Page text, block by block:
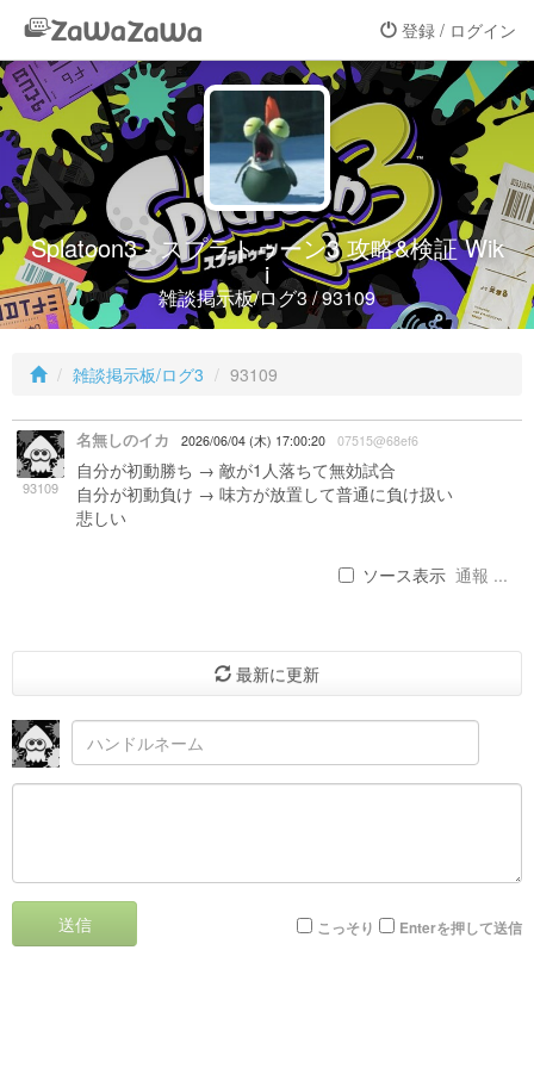
登録 / ログイン
Splatoon3 - スプラトゥーン3 攻略&検証 Wik
i
雑談掲示板/ログ3 / 93109
雑談掲示板/ログ3 93109
93109
名無しのイカ 2026/06/04 (木) 17:00:20 07515@68ef6
自分が初動勝ち → 敵が1人落ちて無効試合
自分が初動負け → 味方が放置して普通に負け扱い
悲しい
ソース表示 通報 ...
最新に更新
送信 こっそり Enterを押して送信